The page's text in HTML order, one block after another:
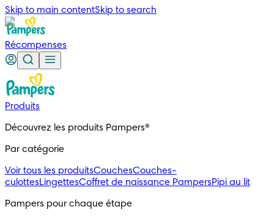
Skip to main contentSkip to search
Récompenses
Produits
Découvrez les produits Pampers®
Par catégorie
Voir tous les produitsCouchesCouches-
culottesLingettesCoffret de naissance PampersPipi au lit
Pampers pour chaque étape